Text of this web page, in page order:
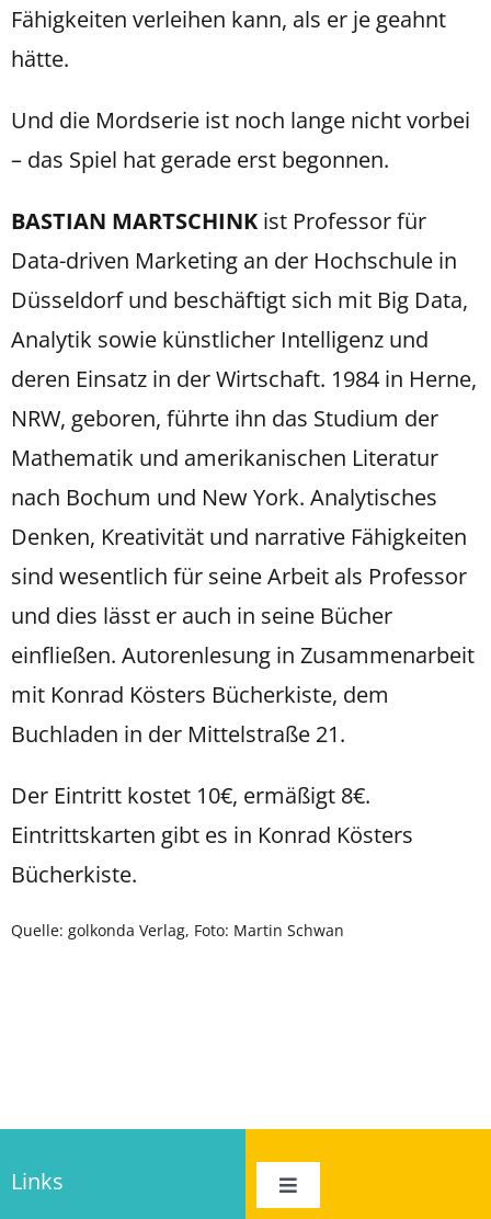
Fähigkeiten verleihen kann, als er je geahnt
hätte.
Und die Mordserie ist noch lange nicht vorbei
– das Spiel hat gerade erst begonnen.
BASTIAN MARTSCHINKist Professor für
Data-driven Marketing an der Hochschule in
Düsseldorf und beschäftigt sich mit Big Data,
Analytik sowie künstlicher Intelligenz und
deren Einsatz in der Wirtschaft. 1984 in Herne,
NRW, geboren, führte ihn das Studium der
Mathematik und amerikanischen Literatur
nach Bochum und New York. Analytisches
Denken, Kreativität und narrative Fähigkeiten
sind wesentlich für seine Arbeit als Professor
und dies lässt er auch in seine Bücher
einfließen. Autorenlesung in Zusammenarbeit
mit Konrad Kösters Bücherkiste, dem
Buchladen in der Mittelstraße 21.
Der Eintritt kostet 10€, ermäßigt 8€.
Eintrittskarten gibt es in Konrad Kösters
Bücherkiste.
Quelle: golkonda Verlag, Foto: Martin Schwan
Links
Toggle